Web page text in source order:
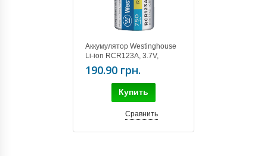
Аккумулятор Westinghouse
Li-ion RCR123A, 3.7V,
750mAh
190.90 грн.
Купить
Сравнить